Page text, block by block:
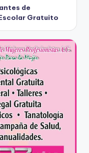
de
Gratuito